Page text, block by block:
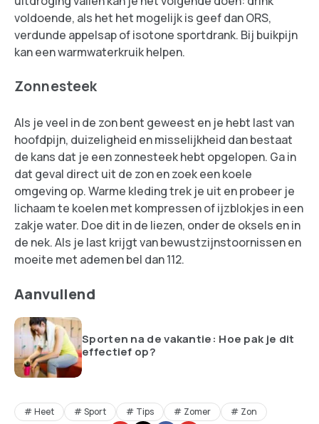
voldoende, als het het mogelijk is geef dan ORS,
verdunde appelsap of isotone sportdrank. Bij buikpijn
kan een warmwaterkruik helpen.
Zonnesteek
Als je veel in de zon bent geweest en je hebt last van
hoofdpijn, duizeligheid en misselijkheid dan bestaat
de kans dat je een zonnesteek hebt opgelopen. Ga in
dat geval direct uit de zon en zoek een koele
omgeving op. Warme kleding trek je uit en probeer je
lichaam te koelen met kompressen of ijzblokjes in een
zakje water. Doe dit in de liezen, onder de oksels en in
de nek. Als je last krijgt van bewustzijnstoornissen en
moeite met ademen bel dan 112.
Aanvullend
Sporten na de vakantie: Hoe pak je dit
effectief op?
Heet Sport Tips Zomer Zon